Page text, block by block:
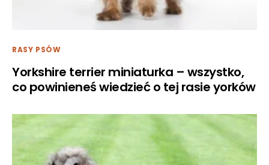
RASY PSÓW
Yorkshire terrier miniaturka – wszystko,
co powinieneś wiedzieć o tej rasie yorków